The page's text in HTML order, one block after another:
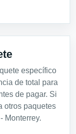
específico
de total para
de pagar. Si
otros paquetes
Monterrey.